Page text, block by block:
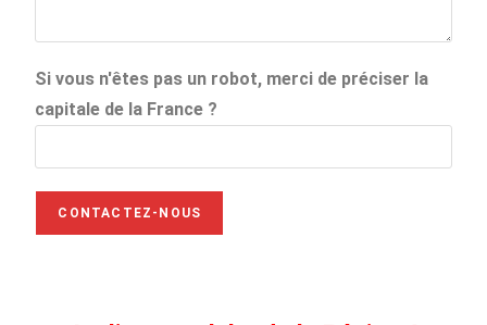
Si vous n'êtes pas un robot, merci de préciser la
capitale de la France ?